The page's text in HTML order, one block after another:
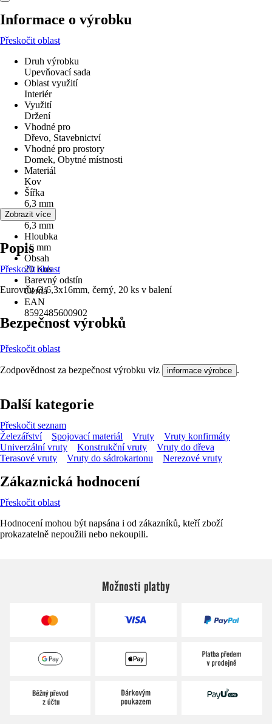
Informace o výrobku
Přeskočit oblast
Druh výrobku
Upevňovací sada
Oblast využití
Interiér
Využití
Držení
Vhodné pro
Dřevo, Stavebnictví
Vhodné pro prostory
Domek, Obytné místnosti
Materiál
Kov
Šířka
6,3 mm
Výška
6,3 mm
Hloubka
16 mm
Obsah
20 Kus
Barevný odstín
Černá
EAN
8592485600902
Zobrazit více
Popis
Přeskočit oblast
Eurovrut Ø 6,3x16mm, černý, 20 ks v balení
Bezpečnost výrobků
Přeskočit oblast
Zodpovědnost za bezpečnost výrobku viz informace výrobce .
Další kategorie
Přeskočit seznam
Železářství
Spojovací materiál Vruty
Vruty konfirmáty
Univerzální vruty
Konstrukční vruty
Vruty do dřeva
Terasové vruty
Vruty do sádrokartonu Nerezové vruty
Zákaznická hodnocení
Přeskočit oblast
Hodnocení mohou být napsána i od zákazníků, kteří zboží
prokazatelně nepoužili nebo nekoupili.
Možnosti platby